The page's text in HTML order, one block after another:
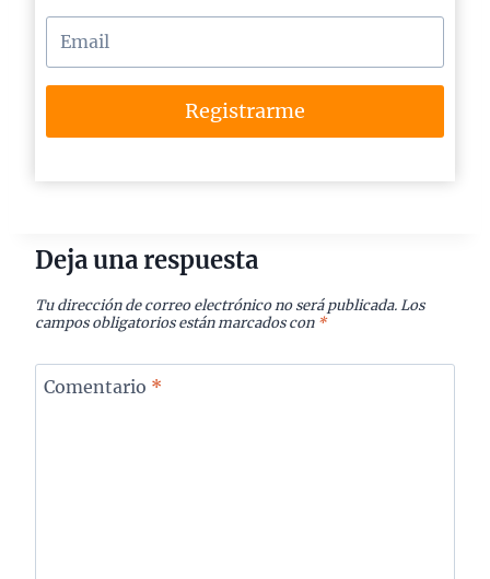
Registrarme
Deja una respuesta
Tu dirección de correo electrónico no será publicada. Los
campos obligatorios están marcados con *
Comentario *